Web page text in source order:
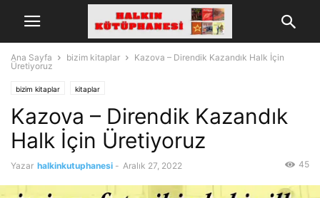
Ana Sayfa bizim kitaplar
Kazova – Direndik Kazandık Halk İçin
Üretiyoruz
bizim kitaplar kitaplar
Kazova – Direndik Kazandık
Halk İçin Üretiyoruz
Yazar halkinkutuphanesi - Aralık 27, 2022 45